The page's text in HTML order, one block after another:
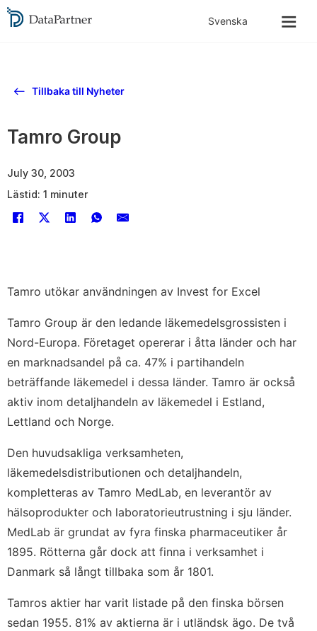
Tillbaka till Nyheter
Tamro Group
July 30, 2003
Lästid: 1 minuter
Tamro utökar användningen av Invest for Excel
Tamro Group är den ledande läkemedelsgrossisten i
Nord-Europa. Företaget opererar i åtta länder och har
en marknadsandel på ca. 47% i partihandeln
beträffande läkemedel i dessa länder. Tamro är också
aktiv inom detaljhandeln av läkemedel i Estland,
Lettland och Norge.
Den huvudsakliga verksamheten,
läkemedelsdistributionen och detaljhandeln,
kompletteras av Tamro MedLab, en leverantör av
hälsoprodukter och laboratorieutrustning i sju länder.
MedLab är grundat av fyra finska pharmaceutiker år
1895. Rötterna går dock att finna i verksamhet i
Danmark så långt tillbaka som år 1801.
Tamros aktier har varit listade på den finska börsen
sedan 1955. 81% av aktierna är i utländsk ägo. De två